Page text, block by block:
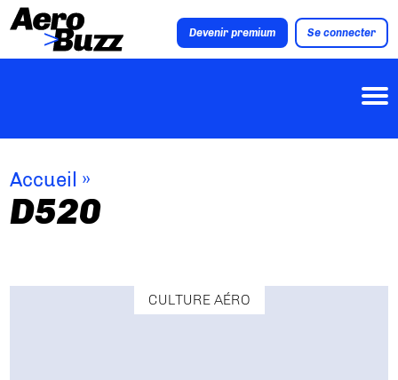
Devenir premium Se connecter
Accueil »
D520
CULTURE AÉRO